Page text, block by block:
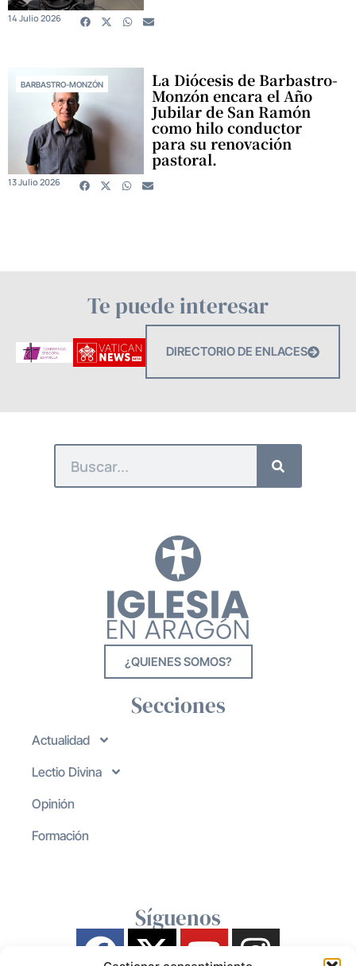
14 Julio 2026
BARBASTRO-MONZÓN La Diócesis de Barbastro-
Monzón encara el Año
Jubilar de San Ramón
como hilo conductor
para su renovación
pastoral.
13 Julio 2026
Te puede interesar
DIRECTORIO DE ENLACES
¿QUIENES SOMOS?
Secciones
Actualidad
Lectio Divina
Opinión
Formación
Síguenos